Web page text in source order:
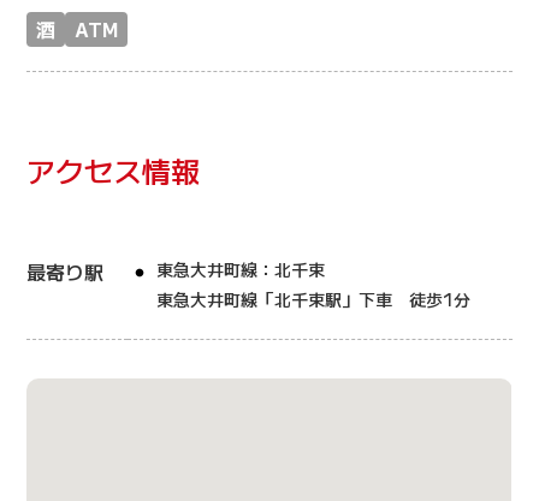
酒
ATM
アクセス情報
最寄り駅
東急大井町線：北千束
東急大井町線「北千束駅」下車 徒歩1分